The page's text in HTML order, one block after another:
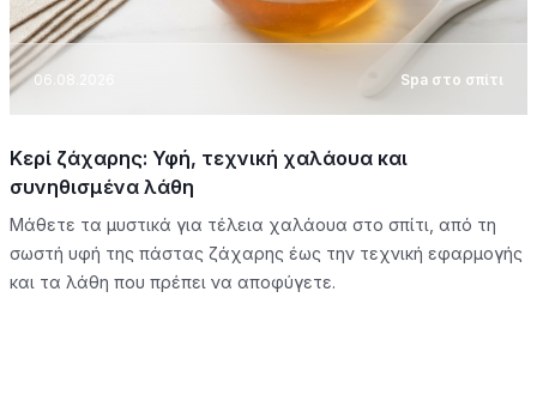
06.08.2026 Spa στο σπίτι
Κερί ζάχαρης: Υφή, τεχνική χαλάουα και
συνηθισμένα λάθη
Μάθετε τα μυστικά για τέλεια χαλάουα στο σπίτι, από τη
σωστή υφή της πάστας ζάχαρης έως την τεχνική εφαρμογής
και τα λάθη που πρέπει να αποφύγετε.